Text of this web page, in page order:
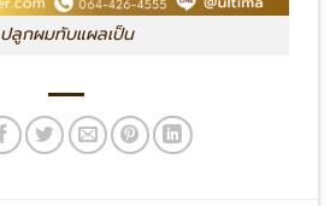
ปลูกผมทับแผลเป็น